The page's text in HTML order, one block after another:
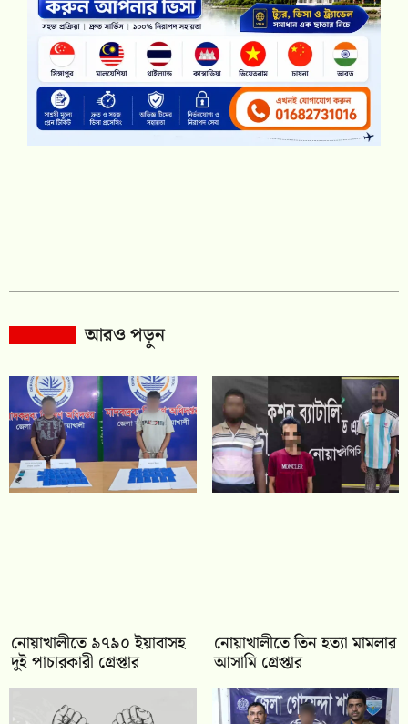
আরও পড়ুন
নোয়াখালীতে ৯৭৯০ ইয়াবাসহ
দুই পাচারকারী গ্রেপ্তার
নোয়াখালীতে তিন হত্যা মামলার
আসামি গ্রেপ্তার